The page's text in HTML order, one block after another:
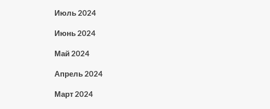
Июль 2024
Июнь 2024
Май 2024
Апрель 2024
Март 2024